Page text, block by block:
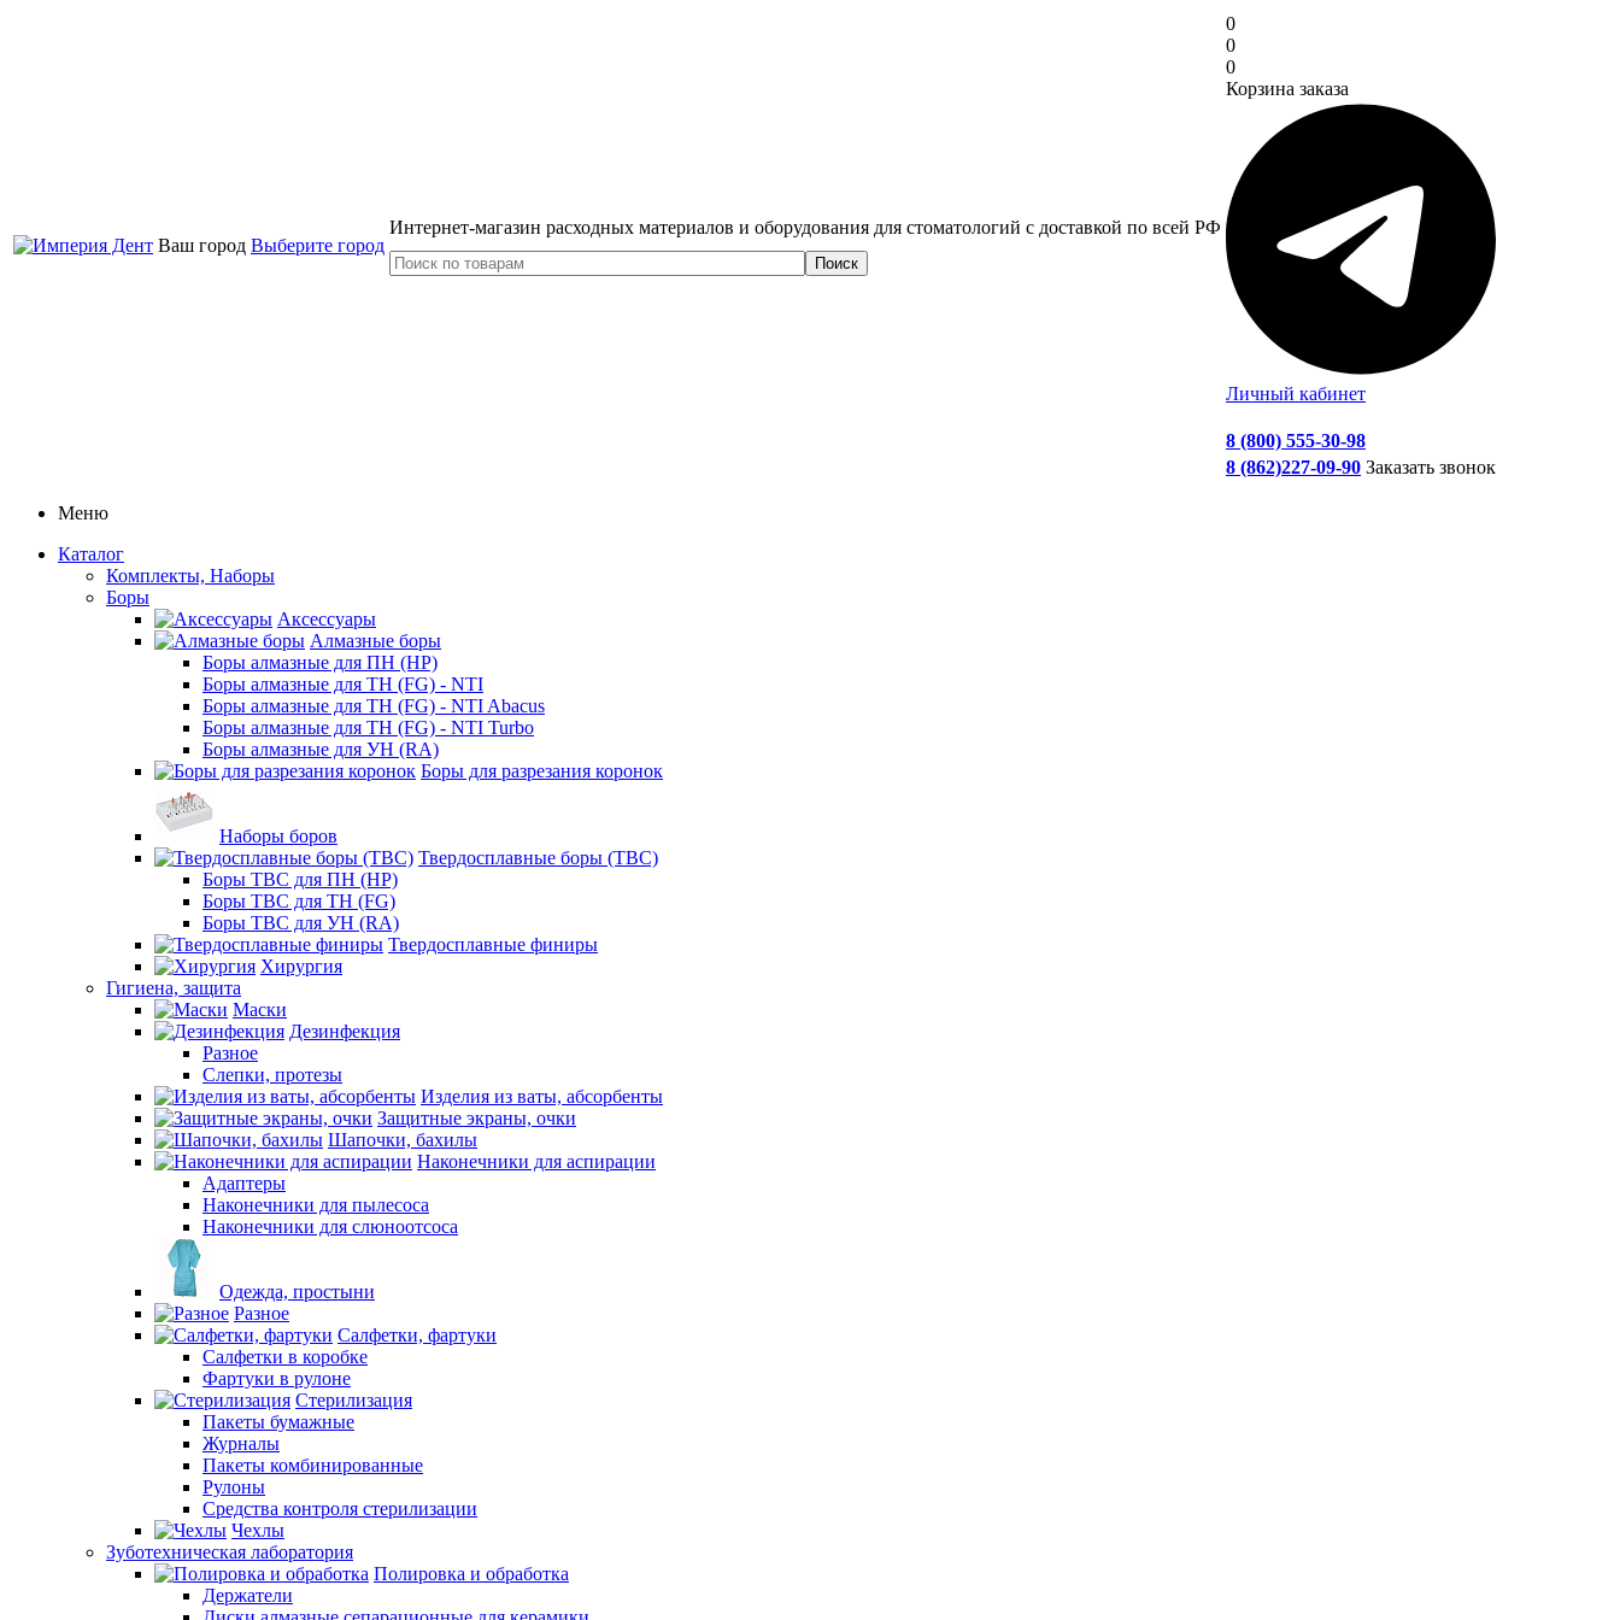
Ваш город Выберите город
Интернет-магазин расходных материалов и оборудования для стоматологий с доставкой по всей РФ
0
0
0
Корзина заказа
Личный кабинет
8 (800) 555-30-98
8 (862)227-09-90 Заказать звонок
Меню
Каталог
Комплекты, Наборы
Боры
Аксессуары
Алмазные боры
Боры алмазные для ПН (HP)
Боры алмазные для ТН (FG) - NTI
Боры алмазные для ТН (FG) - NTI Abacus
Боры алмазные для ТН (FG) - NTI Turbo
Боры алмазные для УН (RA)
Боры для разрезания коронок
Наборы боров
Твердосплавные боры (ТВС)
Боры ТВС для ПН (HP)
Боры ТВС для ТН (FG)
Боры ТВС для УН (RA)
Твердосплавные финиры
Хирургия
Гигиена, защита
Маски
Дезинфекция
Разное
Слепки, протезы
Изделия из ваты, абсорбенты
Защитные экраны, очки
Шапочки, бахилы
Наконечники для аспирации
Адаптеры
Наконечники для пылесоса
Наконечники для слюноотсоса
Одежда, простыни
Разное
Салфетки, фартуки
Салфетки в коробке
Фартуки в рулоне
Стерилизация
Пакеты бумажные
Журналы
Пакеты комбинированные
Рулоны
Средства контроля стерилизации
Чехлы
Зуботехническая лаборатория
Полировка и обработка
Держатели